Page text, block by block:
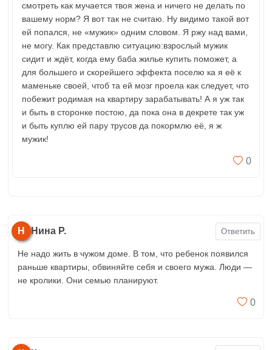
смотреть как мучается твоя жена и ничего не делать по
вашему норм? Я вот так не считаю. Ну видимо такой вот
ей попался, не «мужик» одним словом. Я ржу над вами,
не могу. Как представлю ситуацию:взрослый мужик
сидит и ждёт, когда ему баба жилье купить поможет, а
для большего и скорейшего эффекта поселю ка я её к
маменьке своей, чтоб та ей мозг проела как следует, что
побежит родимая на квартиру зарабатывать! А я уж так
и быть в сторонке постою, да пока она в декрете так уж
и быть куплю ей пару трусов да покормлю её, я ж
мужик!
0
Н Нина Р. Ответить
Не надо жить в чужом доме. В том, что ребенок появился
раньше квартиры, обвиняйте себя и своего мужа. Люди —
не кролики. Они семью планируют.
0